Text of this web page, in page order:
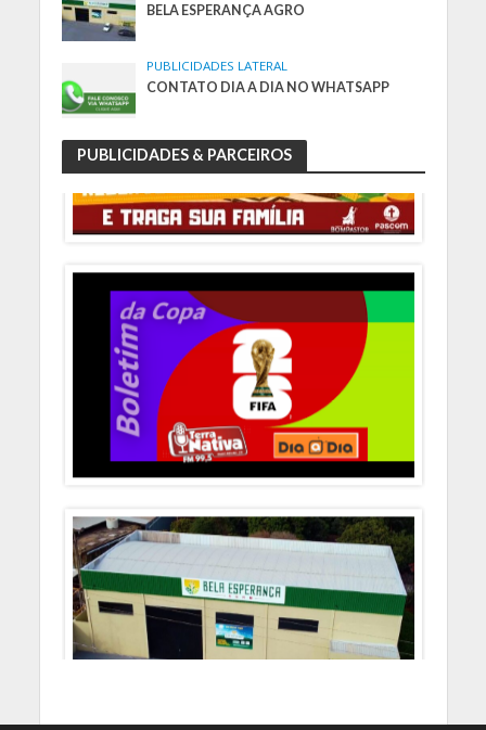
BELA ESPERANÇA AGRO
PUBLICIDADES LATERAL
CONTATO DIA A DIA NO WHATSAPP
PUBLICIDADES & PARCEIROS